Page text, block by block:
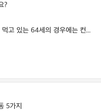
?
밖에 온도가 37도면 당뇨/B형 간염으로 약 먹고 있는 64세의 경우에는 컨디션 저하를 동
5가지